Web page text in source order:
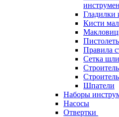
Гладилки
Кисти
Правила
Сетка
Шпатели
Наборы
Насосы
Отвертки